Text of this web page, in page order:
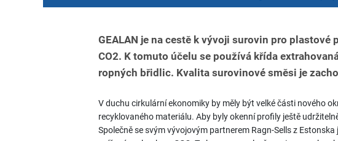
GEALAN je na cestě k vývoji surovin pro plastové
CO2. K tomuto účelu se používá křída
ropných břidlic. Kvalita surovinové směsi je
V duchu cirkulární ekonomiky by měly být velké části nového
recyklovaného materiálu. Aby byly okenní profily ještě
Společně se svým vývojovým partnerem Ragn-Sells z